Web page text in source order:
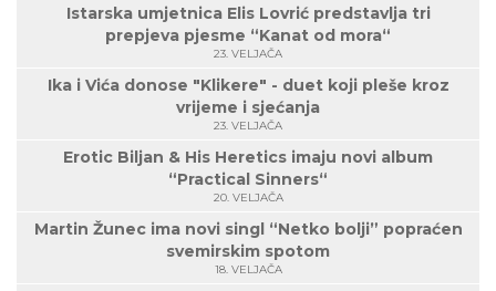
Istarska umjetnica Elis Lovrić predstavlja tri
prepjeva pjesme “Kanat od mora“
23. VELJAČA
Ika i Vića donose "Klikere" - duet koji pleše kroz
vrijeme i sjećanja
23. VELJAČA
Erotic Biljan & His Heretics imaju novi album
“Practical Sinners“
20. VELJAČA
Martin Žunec ima novi singl “Netko bolji” popraćen
svemirskim spotom
18. VELJAČA